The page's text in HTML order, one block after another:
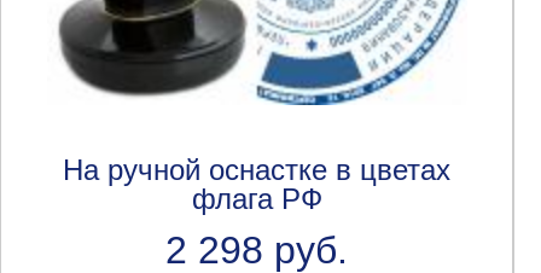
На ручной оснастке в цветах
флага РФ
2 298 руб.